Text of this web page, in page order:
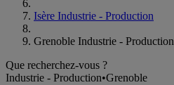
Isère Industrie - Production
Grenoble Industrie - Production
Que recherchez-vous ?
Industrie - Production•Grenoble